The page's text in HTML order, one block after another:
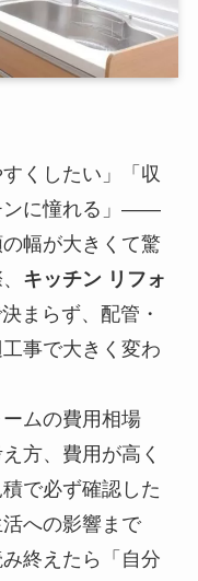
くしたい」「収
ンに憧れる」――
幅が大きくて驚
キッチン リフォ
まらず、配管・
事で大きく変わ
ムの費用相場
方、費用が高く
で必ず確認した
への影響まで
終えたら「自分